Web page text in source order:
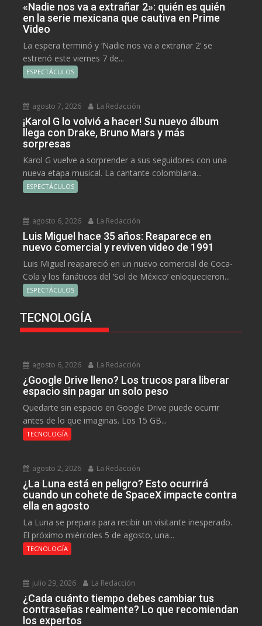
«Nadie nos va a extrañar 2»: quién es quién
en la serie mexicana que cautiva en Prime
Video
La espera terminó y ‘Nadie nos va a extrañar 2’ se
estrenó este viernes 7 de...
ESPECTÁCULOS
agosto 7, 2026 La Redacción
¡Karol G lo volvió a hacer! Su nuevo álbum
llega con Drake, Bruno Mars y más
sorpresas
Karol G vuelve a sorprender a sus seguidores con una
nueva etapa musical. La cantante colombiana...
ESPECTÁCULOS
agosto 6, 2026 La Redacción
Luis Miguel hace 35 años: Reaparece en
nuevo comercial y reviven video de 1991
Luis Miguel reapareció en un nuevo comercial de Coca-
Cola y los fanáticos del ‘Sol de México’ enloquecieron...
ESPECTÁCULOS
TECNOLOGÍA
agosto 6, 2026 La Redacción
¿Google Drive lleno? Los trucos para liberar
espacio sin pagar un solo peso
Quedarte sin espacio en Google Drive puede ocurrir
antes de lo que imaginas. Los 15 GB...
TECNOLOGÍA
agosto 2, 2026 La Redacción
¿La Luna está en peligro? Esto ocurrirá
cuando un cohete de SpaceX impacte contra
ella en agosto
La Luna se prepara para recibir un visitante inesperado.
El próximo miércoles 5 de agosto, una...
TECNOLOGÍA
julio 29, 2026 La Redacción
¿Cada cuánto tiempo debes cambiar tus
contraseñas realmente? Lo que recomiendan
los expertos